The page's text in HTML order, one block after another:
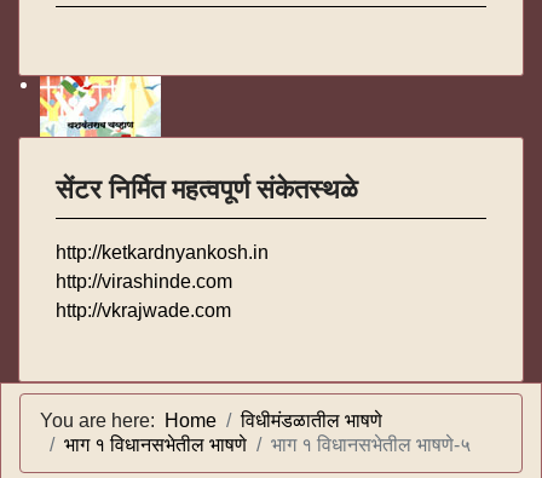
सेंटर निर्मित महत्वपूर्ण संकेतस्थळे
http://ketkardnyankosh.in
http://virashinde.com
http://vkrajwade.com
You are here: Home
विधीमंडळातील भाषणे
भाग १ विधानसभेतील भाषणे
भाग १ विधानसभेतील भाषणे-५